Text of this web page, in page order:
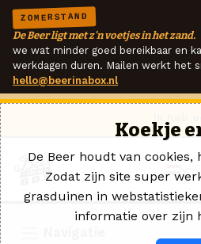
ZOMERSTAND
De Beer ligt met z'n voetjes in het zand.
we wat minder goed bereikbaar en
werkdagen duren. Mailen werkt het
hello@beerinabox.nl
Koekje
De Beer houdt van
Zodat zijn site super
grasduinen in
informatie over zijn